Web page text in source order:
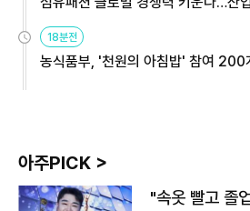
18분전
농식품부, '천원의 아침밥' 참여 200
아주PICK >
"속옷 빨고 졸